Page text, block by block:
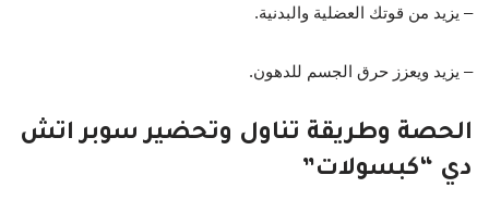
– يزيد من قوتك العضلية والبدنية.
– يزيد ويعزز حرق الجسم للدهون.
الحصة وطريقة تناول وتحضير سوبر اتش
دي “كبسولات”